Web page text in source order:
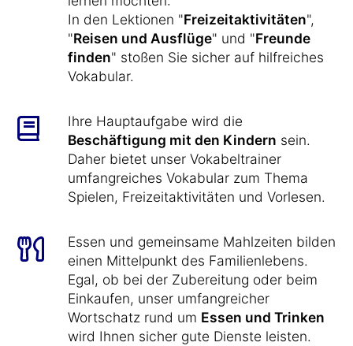
In den Lektionen "Freizeitaktivitäten",
"Reisen und Ausflüge" und "Freunde
finden" stoßen Sie sicher auf hilfreiches
Vokabular.
Ihre Hauptaufgabe wird die
Beschäftigung mit den Kindern sein.
Daher bietet unser Vokabeltrainer
umfangreiches Vokabular zum Thema
Spielen, Freizeitaktivitäten und Vorlesen.
Essen und gemeinsame Mahlzeiten bilden
einen Mittelpunkt des Familienlebens.
Egal, ob bei der Zubereitung oder beim
Einkaufen, unser umfangreicher
Wortschatz rund um Essen und Trinken
wird Ihnen sicher gute Dienste leisten.